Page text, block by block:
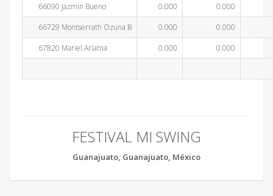
66090 Jazmin Bueno
0.000
0.000
66729 Montserrath Ozuna B
0.000
0.000
67820 Mariel Ariatna
0.000 0.000
FESTIVAL MI SWING
Guanajuato, Guanajuato, México